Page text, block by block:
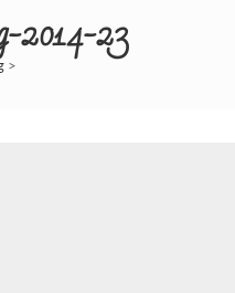
2014-23
>